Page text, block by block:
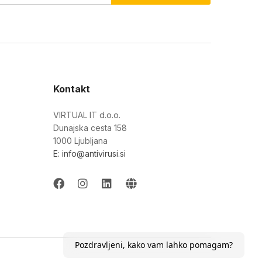
Kontakt
VIRTUAL IT d.o.o.
Dunajska cesta 158
1000 Ljubljana
E: info@antivirusi.si
Pozdravljeni, kako vam lahko pomagam?